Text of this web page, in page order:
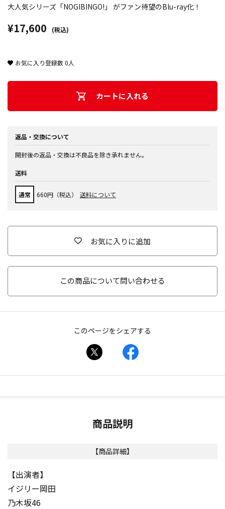
大人気シリーズ「NOGIBINGO!」 がファン待望のBlu-ray化！
¥17,600 (税込)
お気に入り登録数0人
カートに入れる
返品・交換について
開封後の返品・交換は不良品を除き承れません。
送料
通常 660円（税込） 送料について
お気に入りに追加
この商品について問い合わせる
このページをシェアする
商品説明
【商品詳細】
【出演者】
イジリー岡田
乃木坂46